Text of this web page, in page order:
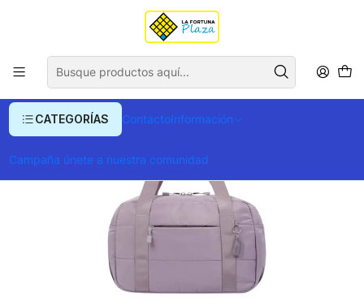
CATEGORÍAS ContactoInformación
Campaña únete a nuestra comunidad
Envío gratis para compras superiores a $ 400.000